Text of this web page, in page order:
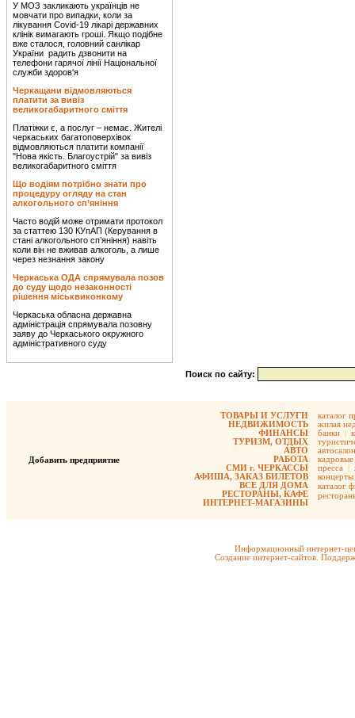
У МОЗ закликають українців не
мовчати про випадки, коли за
лікування Covid-19 лікарі державних
клінік вимагають гроші. Якщо подібне
вже сталося, головний санлікар
України радить дзвонити на
телефони гарячої лінії Національної
служби здоров'я
Черкащани відмовляються
платити за вивіз
великогабаритного сміття
Платіжки є, а послуг – немає. Жителі
черкаських багатоповерхівок
відмовляються платити компанії
"Нова якість. Благоустрій" за вивіз
великогабаритного сміття
Що водіям потрібно знати про
процедуру огляду на стан
алкогольного сп’яніння
Часто водій може отримати протокол
за статтею 130 КУпАП (Керування в
стані алкогольного сп’яніння) навіть
коли він не вживав алкоголь, а лише
через незнання закону
Черкаська ОДА спрямувала позов
до суду щодо незаконності
рішення міськвиконкому
Черкаська обласна державна
адміністрація спрямувала позовну
заяву до Черкаського окружного
адміністративного суду
Поиск по сайту:
Добавить предприятие
ТОВАРЫ И УСЛУГИ
НЕДВИЖИМОСТЬ
ФИНАНСЫ
ТУРИЗМ, ОТДЫХ
АВТО
РАБОТА
СМИ г. ЧЕРКАССЫ
АФИША, ЗАКАЗ БИЛЕТОВ
ВСЕ ДЛЯ ДОМА
РЕСТОРАНЫ, КАФЕ
ИНТЕРНЕТ-МАГАЗИНЫ
каталог
жилая
банки |
кадровые
пресса |
концерты
каталог
Информационный интернет-
Создание интернет-сайтов.